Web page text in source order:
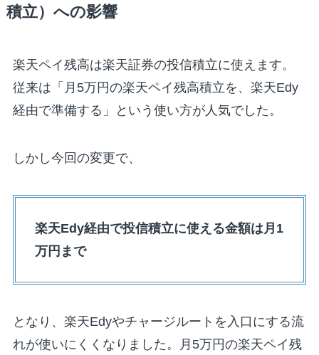
積立）への影響
楽天ペイ残高は楽天証券の投信積立に使えます。
従来は「月5万円の楽天ペイ残高積立を、楽天Edy
経由で準備する」という使い方が人気でした。
しかし今回の変更で、
楽天Edy経由で投信積立に使える金額は月1
万円まで
となり、楽天Edyやチャージルートを入口にする流
れが使いにくくなりました。月5万円の楽天ペイ残